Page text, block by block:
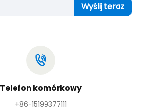
Wyślij teraz
Telefon komórkowy
+86-15199377111